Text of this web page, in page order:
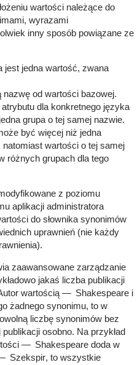
wartości należące do
wyrazami
inny sposób powiązane ze
jest jedna wartość, zwana
od wartości bazowej.
dla konkretnego języka
grupa o tej samej nazwie.
być więcej niż jedna
wartości o tej samej
różnych grupach dla tego
z poziomu
aplikacji administratora
do słownika synonimów
uprawnień (nie każdy
zaawansowane zarządzanie
jakaś liczba publikacji
wartością
Shakespeare i
żadnego synonimu, to w
liczbę synonimów bez
osobno. Na przykład
Shakespeare doda w
Szekspir, to wszystkie